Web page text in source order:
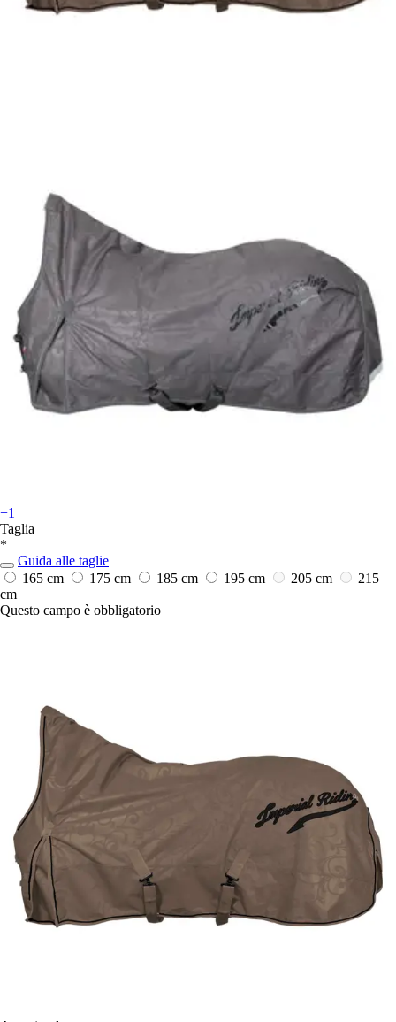
+1
Taglia
*
Guida alle taglie
165 cm
175 cm 185 cm 195 cm 205 cm
215
cm
Questo campo è obbligatorio